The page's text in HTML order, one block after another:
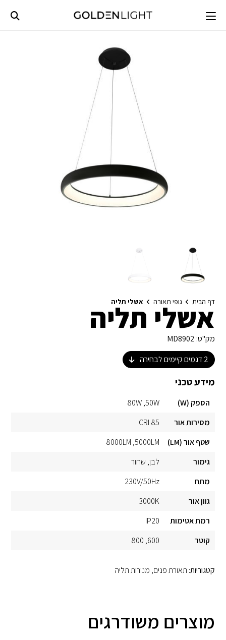
content
דף הבית גופי תאורה אשלי תליה
אשלי תליה
מק"ט: MD8902
2דגמים קיימים לבחירה
מידע טכני
הספק (W) 50W
80W
מסירות אור
CRI 85
שטף אור (LM)
5000LM
8000LM
גימור
לבן שחור
מתח
230V/50Hz
גוון אור
3000K
רמת אטימות
IP20
קוטר
600
800
קטגוריות: תאורת פנים, מנורות תליה
מוצרים משודרגים